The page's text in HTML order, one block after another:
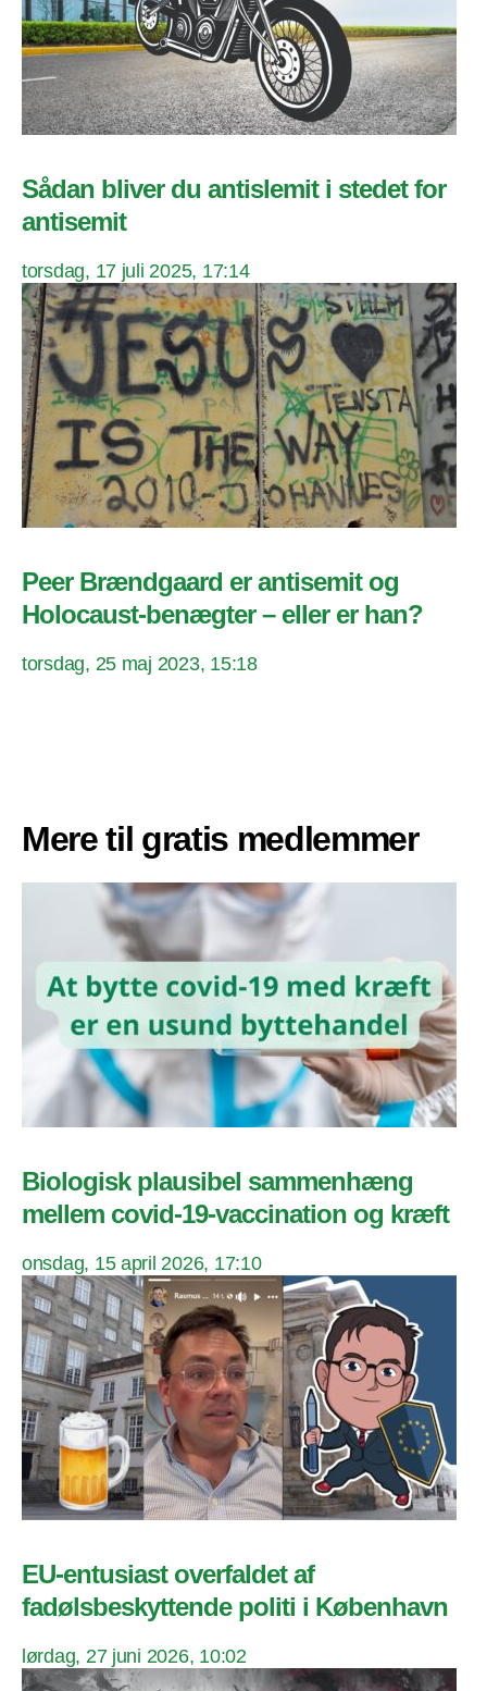
Sådan bliver du antislemit i stedet for
antisemit
torsdag, 17 juli 2025, 17:14
Peer Brændgaard er antisemit og
Holocaust-benægter – eller er han?
torsdag, 25 maj 2023, 15:18
Mere til gratis medlemmer
Biologisk plausibel sammenhæng
mellem covid-19-vaccination og kræft
onsdag, 15 april 2026, 17:10
EU-entusiast overfaldet af
fadølsbeskyttende politi i København
lørdag, 27 juni 2026, 10:02